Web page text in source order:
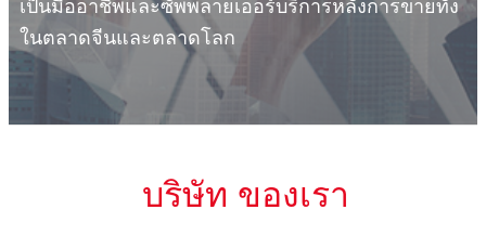
เป็นมืออาชีพและซัพพลายเออร์บริการหลังการขายทั้ง
ในตลาดจีนและตลาดโลก
บริษัท ของเรา